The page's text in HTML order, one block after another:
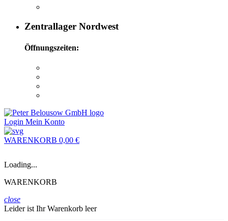
Zentrallager Nordwest
Öffnungszeiten:
Login Mein Konto
WARENKORB 0,00 €
Loading...
WARENKORB
close
Leider ist Ihr Warenkorb leer